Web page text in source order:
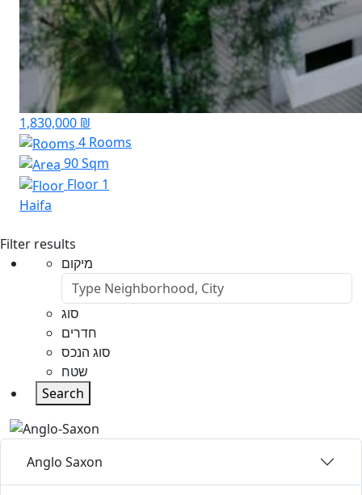
1,830,000 ₪
4 Rooms
90 Sqm
Floor 1
Haifa
Filter results
מיקום
סוג
חדרים
סוג הנכס
שטח
Search
Anglo Saxon